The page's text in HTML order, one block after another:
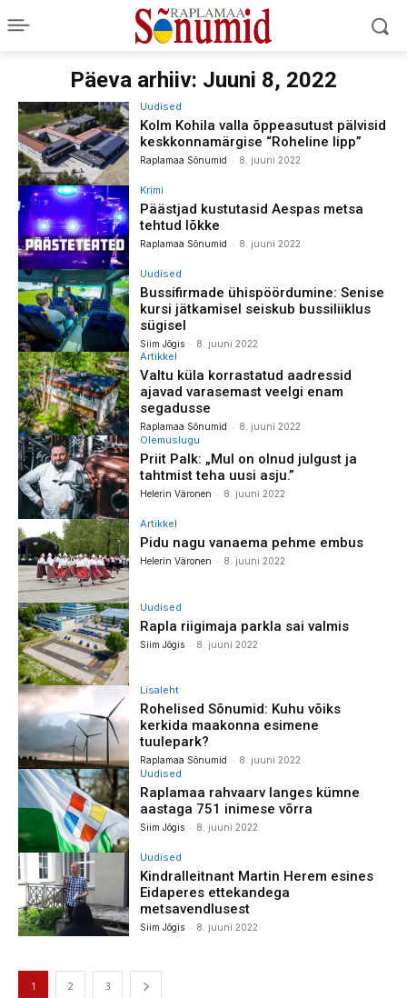
Päeva arhiiv: Juuni 8, 2022
Uudised
Kolm Kohila valla õppeasutust pälvisid
keskkonnamärgise “Roheline lipp”
Raplamaa Sõnumid - 8. juuni 2022
Krimi
Päästjad kustutasid Aespas metsa
tehtud lõkke
Raplamaa Sõnumid - 8. juuni 2022
Uudised
Bussifirmade ühispöördumine: Senise
kursi jätkamisel seiskub bussiliiklus
sügisel
Siim Jõgis - 8. juuni 2022
Artikkel
Valtu küla korrastatud aadressid
ajavad varasemast veelgi enam
segadusse
Raplamaa Sõnumid - 8. juuni 2022
Olemuslugu
Priit Palk: „Mul on olnud julgust ja
tahtmist teha uusi asju.”
Helerin Väronen - 8. juuni 2022
Artikkel
Pidu nagu vanaema pehme embus
Helerin Väronen - 8. juuni 2022
Uudised
Rapla riigimaja parkla sai valmis
Siim Jõgis - 8. juuni 2022
Lisaleht
Rohelised Sõnumid: Kuhu võiks
kerkida maakonna esimene
tuulepark?
Raplamaa Sõnumid - 8. juuni 2022
Uudised
Raplamaa rahvaarv langes kümne
aastaga 751 inimese võrra
Siim Jõgis - 8. juuni 2022
Uudised
Kindralleitnant Martin Herem esines
Eidaperes ettekandega
metsavendlusest
Siim Jõgis - 8. juuni 2022
1 2 3